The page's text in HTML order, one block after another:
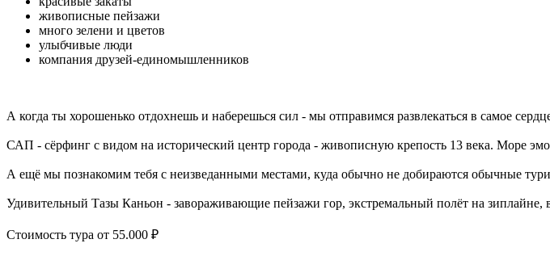
живописные пейзажи
много зелени и цветов
улыбчивые люди
компания друзей-единомышленников
А когда ты хорошенько отдохнешь и наберешься сил - мы отправимся развлекаться в самое
САП - сёрфинг с видом на исторический центр города - живописную крепость 13 века. Море
А ещё мы познакомим тебя с неизведанными местами, куда обычно не добираются обычные
Удивительный Тазы Каньон - завораживающие пейзажи гор, экстремальный полёт на
Стоимость тура от 55.000 ₽